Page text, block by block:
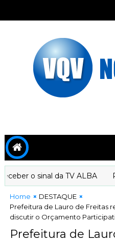
o sinal da TV ALBA
Home
DESTAQUE
Prefeitura de Lauro de Freitas
discutir o Orçamento
Prefeitura de